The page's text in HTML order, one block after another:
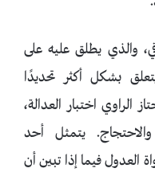
والذي يطلق عليه على
بشكل أكثر تحديدًا
الراوي اختبار العدالة،
يتمثل أحد
العدول فيما إذا تبين أن